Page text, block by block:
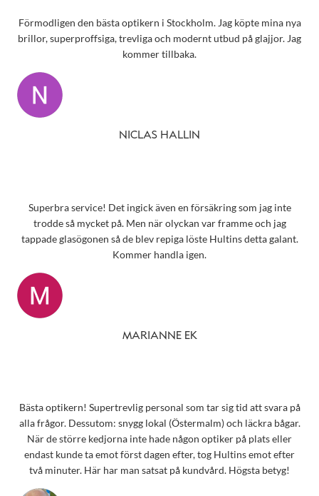
Förmodligen den bästa optikern i Stockholm. Jag köpte mina nya
brillor, superproffsiga, trevliga och modernt utbud på glajjor. Jag
kommer tillbaka.
NICLAS HALLIN
Superbra service! Det ingick även en försäkring som jag inte
trodde så mycket på. Men när olyckan var framme och jag
tappade glasögonen så de blev repiga löste Hultins detta galant.
Kommer handla igen.
MARIANNE EK
Bästa optikern! Supertrevlig personal som tar sig tid att svara på
alla frågor. Dessutom: snygg lokal (Östermalm) och läckra bågar.
När de större kedjorna inte hade någon optiker på plats eller
endast kunde ta emot först dagen efter, tog Hultins emot efter
två minuter. Här har man satsat på kundvård. Högsta betyg!